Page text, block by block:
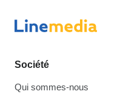
Société
Qui sommes-nous